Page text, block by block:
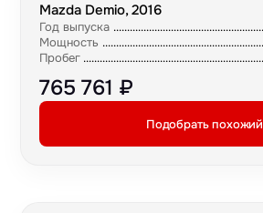
Mazda Demio, 2016
Год выпуска
Мощность
Пробег
765 761 ₽
Подобрать похожий